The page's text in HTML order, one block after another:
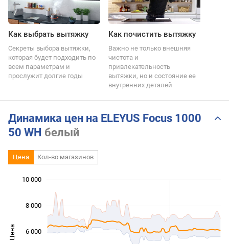
Как выбрать вытяжку
Секреты выбора вытяжки,
которая будет подходить по
всем параметрам и
прослужит долгие годы
Как почистить вытяжку
Важно не только внешняя
чистота и
привлекательность
вытяжки, но и состояние ее
внутренних деталей
Динамика цен на ELEYUS Focus 1000
50 WH белый
Цена Кол-во магазинов
Цена 10 000
6 000
8 000
10 000